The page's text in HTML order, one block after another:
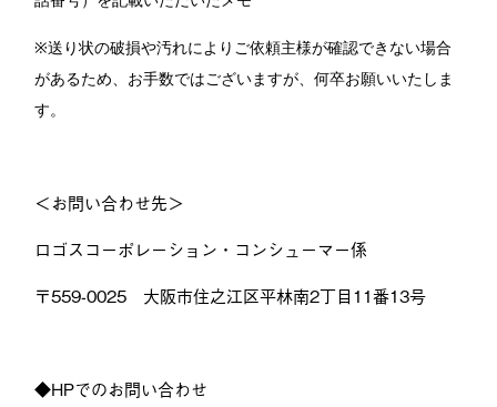
※送り状の破損や汚れによりご依頼主様が確認できない場合
があるため、お手数ではございますが、何卒お願いいたしま
す。
＜お問い合わせ先＞
ロゴスコーポレーション・コンシューマー係
〒559-0025 大阪市住之江区平林南2丁目11番13号
◆HPでのお問い合わせ